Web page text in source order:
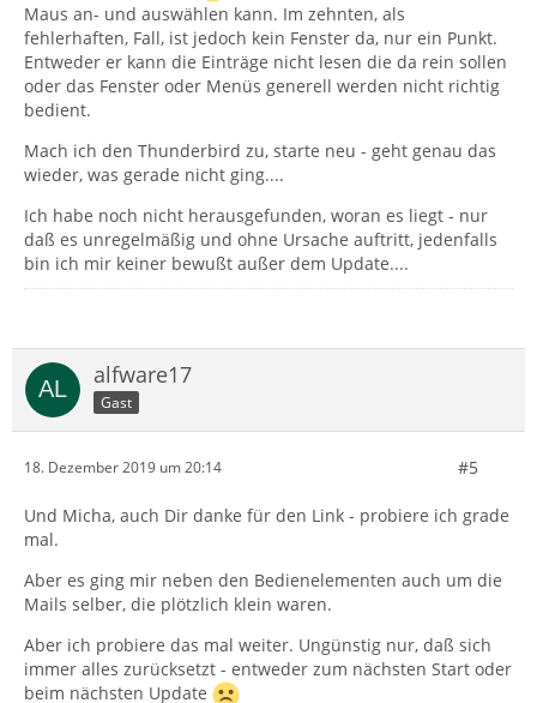
Maus an- und auswählen kann. Im zehnten, als
fehlerhaften, Fall, ist jedoch kein Fenster da, nur ein Punkt.
Entweder er kann die Einträge nicht lesen die da rein sollen
oder das Fenster oder Menüs generell werden nicht richtig
bedient.
Mach ich den Thunderbird zu, starte neu - geht genau das
wieder, was gerade nicht ging....
Ich habe noch nicht herausgefunden, woran es liegt - nur
daß es unregelmäßig und ohne Ursache auftritt, jedenfalls
bin ich mir keiner bewußt außer dem Update....
alfware17
Gast
18. Dezember 2019 um 20:14 #5
Und Micha, auch Dir danke für den Link - probiere ich grade
mal.
Aber es ging mir neben den Bedienelementen auch um die
Mails selber, die plötzlich klein waren.
Aber ich probiere das mal weiter. Ungünstig nur, daß sich
immer alles zurücksetzt - entweder zum nächsten Start oder
beim nächsten Update